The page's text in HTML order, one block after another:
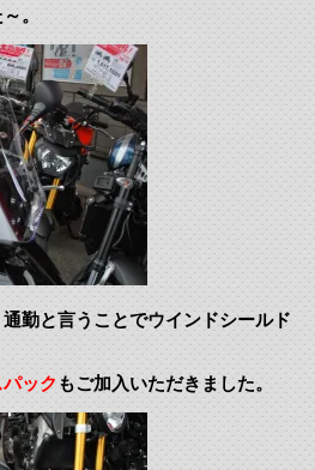
。
勤と言うことでウインドシールド
ックもご加入いただきました。